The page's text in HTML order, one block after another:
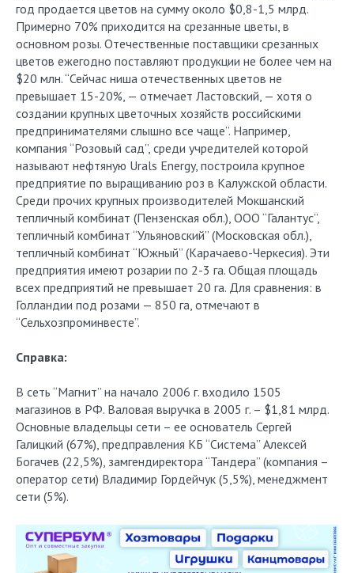
год продается цветов на сумму около $0,8-1,5 млрд.
Примерно 70% приходится на срезанные цветы, в
основном розы. Отечественные поставщики срезанных
цветов ежегодно поставляют продукции не более чем на
$20 млн. “Сейчас ниша отечественных цветов не
превышает 15-20%, — отмечает Ластовский, — хотя о
создании крупных цветочных хозяйств российскими
предпринимателями слышно все чаще”. Например,
компания “Розовый сад”, среди учредителей которой
называют нефтяную Urals Energy, построила крупное
предприятие по выращиванию роз в Калужской области.
Среди прочих крупных производителей Мокшанский
тепличный комбинат (Пензенская обл.), ООО “Галантус”,
тепличный комбинат “Ульяновский” (Московская обл.),
тепличный комбинат “Южный” (Карачаево-Черкесия). Эти
предприятия имеют розарии по 2-3 га. Общая площадь
всех предприятий не превышает 20 га. Для сравнения: в
Голландии под розами — 850 га, отмечают в
“Сельхозпроминвесте”.
Справка:
В сеть “Магнит” на начало 2006 г. входило 1505
магазинов в РФ. Валовая выручка в 2005 г. – $1,81 млрд.
Основные владельцы сети – ее основатель Сергей
Галицкий (67%), предправления КБ “Система” Алексей
Богачев (22,5%), замгендиректора “Тандера” (компания –
оператор сети) Владимир Гордейчук (5,5%), менеджмент
сети (5%).